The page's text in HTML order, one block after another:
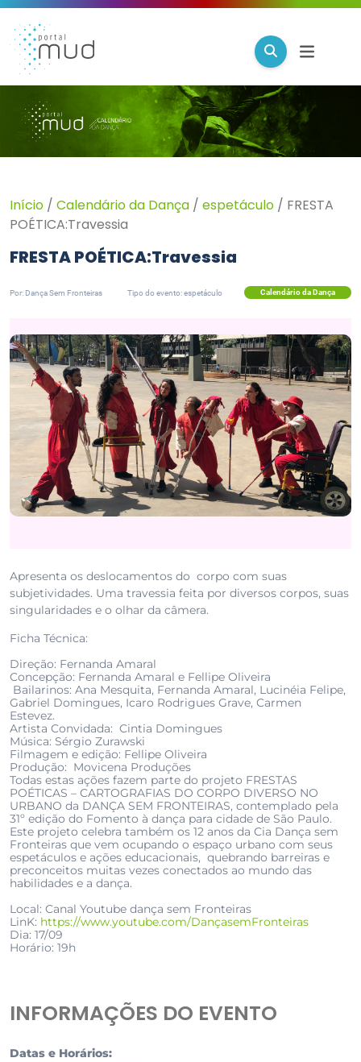
Início / Calendário da Dança / espetáculo / FRESTA
POÉTICA:Travessia
FRESTA POÉTICA:Travessia
Por: Dança Sem Fronteiras Tipo do evento: espetáculo Calendário da Dança
Apresenta os deslocamentos do corpo com suas
subjetividades. Uma travessia feita por diversos corpos, suas
singularidades e o olhar da câmera.
Ficha Técnica:
Direção: Fernanda Amaral
Concepção: Fernanda Amaral e Fellipe Oliveira
Bailarinos: Ana Mesquita, Fernanda Amaral, Lucinéia Felipe,
Gabriel Domingues, Icaro Rodrigues Grave, Carmen
Estevez.
Artista Convidada: Cintia Domingues
Música: Sérgio Zurawski
Filmagem e edição: Fellipe Oliveira
Produção: Movicena Produções
Todas estas ações fazem parte do projeto FRESTAS
POÉTICAS – CARTOGRAFIAS DO CORPO DIVERSO NO
URBANO da DANÇA SEM FRONTEIRAS, contemplado pela
31º edição do Fomento à dança para cidade de São Paulo.
Este projeto celebra também os 12 anos da Cia Dança sem
Fronteiras que vem ocupando o espaço urbano com seus
espetáculos e ações educacionais, quebrando barreiras e
preconceitos muitas vezes conectados ao mundo das
habilidades e a dança.
Local: Canal Youtube dança sem Fronteiras
LinK: https://www.youtube.com/DançasemFronteiras
Dia: 17/09
Horário: 19h
INFORMAÇÕES DO EVENTO
Datas e Horários: